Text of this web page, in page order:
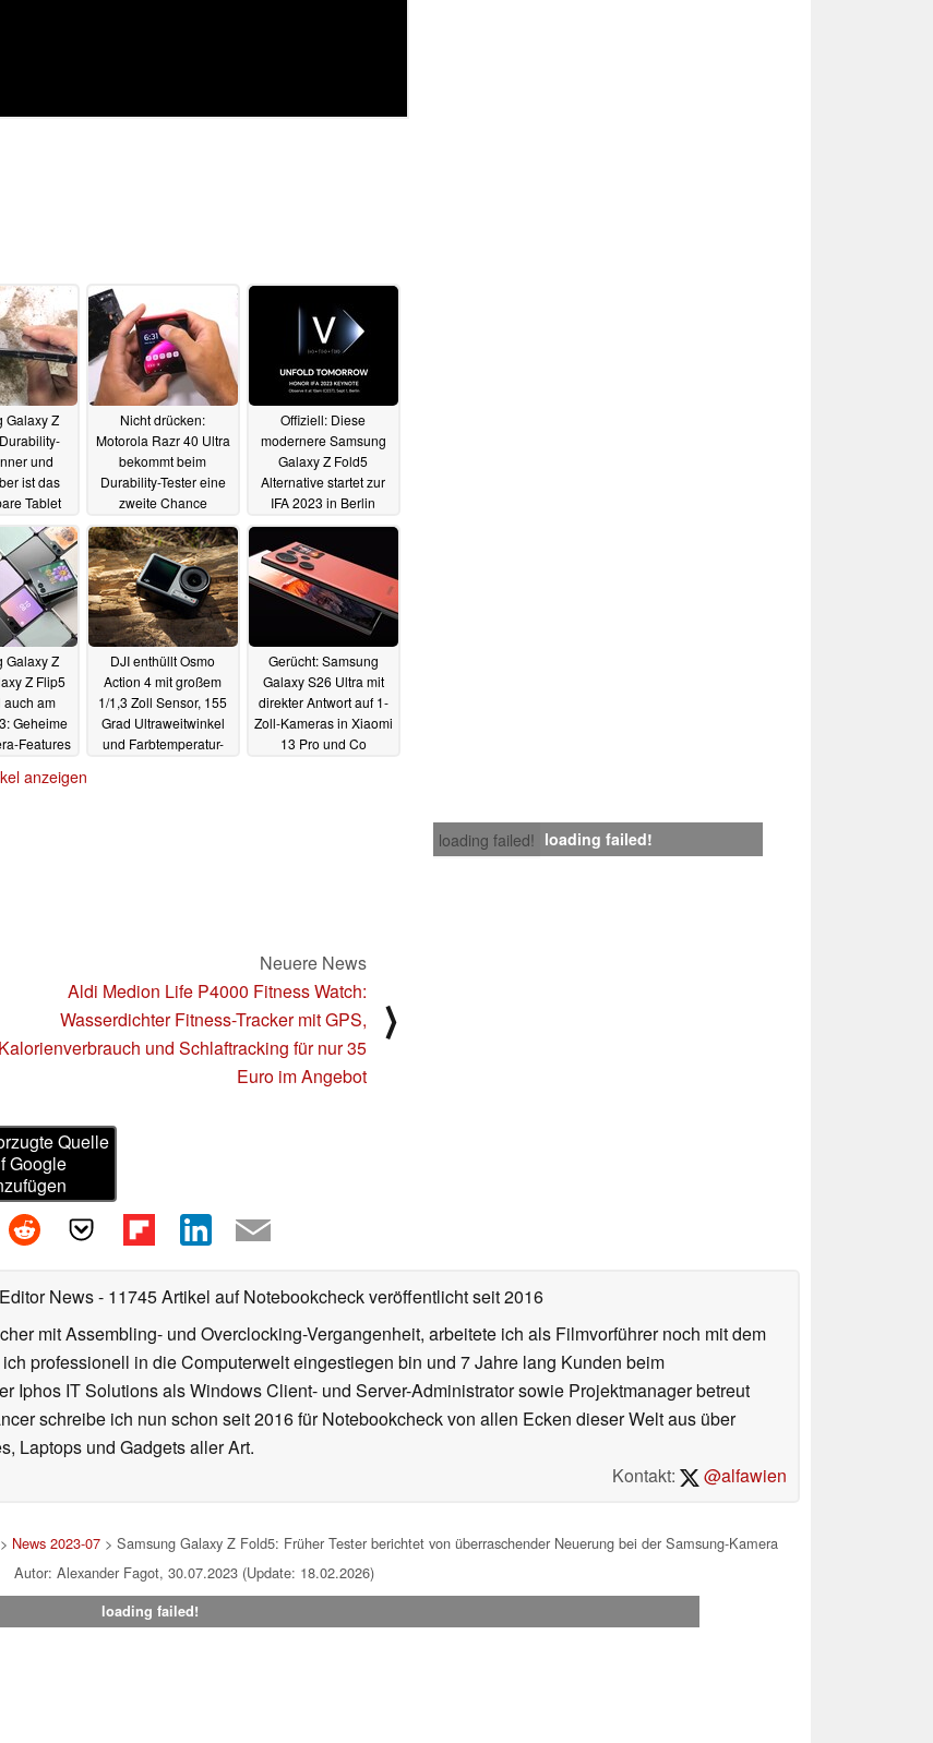
Galaxy Z
und
ist das
Tablet
Nicht drücken:
Motorola Razr 40 Ultra
bekommt beim
Durability-Tester eine
zweite Chance
08.08.2023
Offiziell: Diese
modernere Samsung
Galaxy Z Fold5
Alternative startet zur
IFA 2023 in Berlin
07.08.2023
Galaxy Z
Z Flip5
auch am
Geheime
Features
DJI enthüllt Osmo
Action 4 mit großem
1/1,3 Zoll Sensor, 155
Grad Ultraweitwinkel
und Farbtemperatur-
Gerücht: Samsung
Galaxy S26 Ultra mit
direkter Antwort auf 1-
Zoll-Kameras in Xiaomi
13 Pro und Co
anzeigen
loading failed! loading failed!
Neuere News
Aldi Medion Life P4000 Fitness Watch:
Wasserdichter Fitness-Tracker mit GPS,
Kalorienverbrauch und Schlaftracking für nur 35
Euro im Angebot
⟩
Quelle
Google
News- 11745 Artikel auf Notebookcheck veröffentlichtseit 2016
mit Assembling- und Overclocking-Vergangenheit, arbeitete ich als Filmvorführer noch mit dem
professionell in die Computerwelt eingestiegen bin und 7 Jahre lang Kunden beim
Iphos IT Solutions als Windows Client- und Server-Administrator sowie Projektmanager betreut
schreibe ich nun schon seit 2016 für Notebookcheck von allen Ecken dieser Welt aus über
Laptops und Gadgets aller Art.
Kontakt:
@alfawien
> News 2023-07 > Samsung Galaxy Z Fold5: Früher Tester berichtet von überraschender Neuerung bei der Samsung-Kamera
Autor: Alexander Fagot, 30.07.2023 (Update: 18.02.2026)
loading failed!